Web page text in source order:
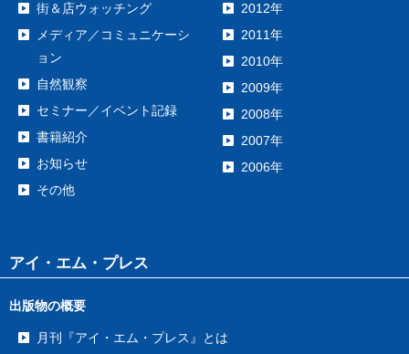
街＆店ウォッチング
メディア／コミュニケーシ
ョン
自然観察
セミナー／イベント記録
書籍紹介
お知らせ
その他
2012年
2011年
2010年
2009年
2008年
2007年
2006年
アイ・エム・プレス
出版物の概要
月刊『アイ・エム・プレス』とは